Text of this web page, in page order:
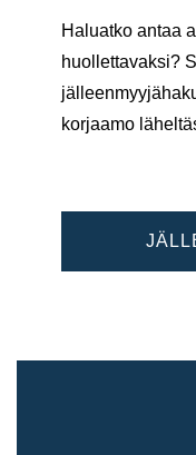
Haluatko antaa
huollettavaksi?
korjaamo